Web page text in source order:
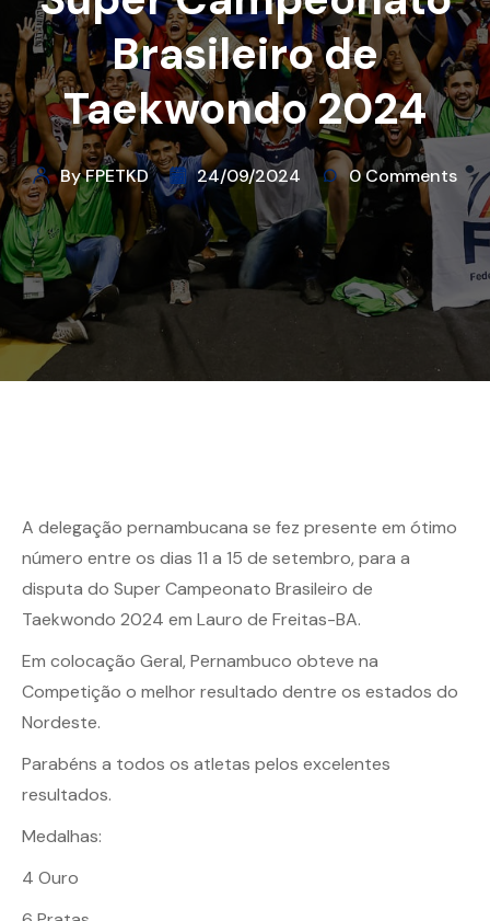
Brasileiro de
Taekwondo 2024
By FPETKD 24/09/2024 0 Comments
A delegação pernambucana se fez presente em ótimo
número entre os dias 11 a 15 de setembro, para a
disputa do Super Campeonato Brasileiro de
Taekwondo 2024 em Lauro de Freitas-BA.
Em colocação Geral, Pernambuco obteve na
Competição o melhor resultado dentre os estados do
Nordeste.
Parabéns a todos os atletas pelos excelentes
resultados.
Medalhas:
4 Ouro